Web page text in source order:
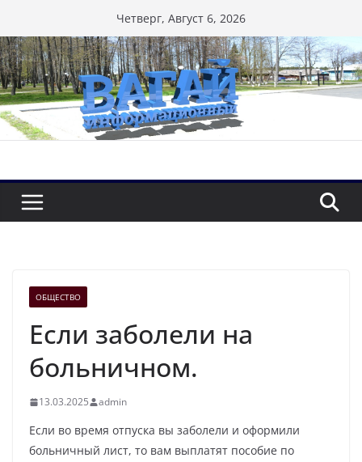
к
содержимому
Четверг, Август 6, 2026
ОБЩЕСТВО
Если заболели на
больничном.
13.03.2025 admin
Если во время отпуска вы заболели и оформили
больничный лист, то вам выплатят пособие по